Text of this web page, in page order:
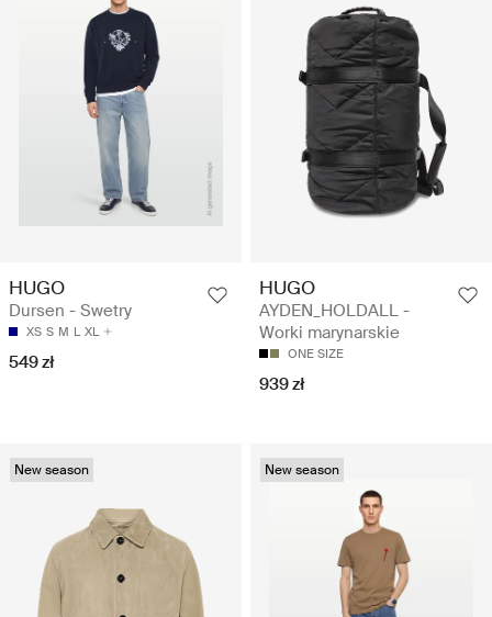
HUGO
Dursen - Swetry
XS S M L XL
549 zł
HUGO
AYDEN_HOLDALL -
Worki marynarskie
ONE SIZE
939 zł
New season New season